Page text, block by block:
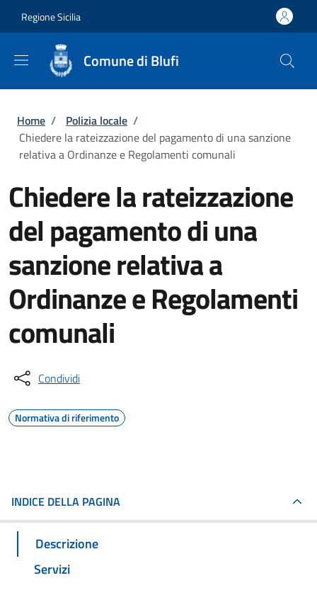
Regione Sicilia
Comune di Blufi
Briciole di pane
Home / Polizia locale /
Chiedere la rateizzazione del pagamento di una sanzione
relativa a Ordinanze e Regolamenti comunali
Chiedere la rateizzazione
del pagamento di una
sanzione relativa a
Ordinanze e Regolamenti
comunali
Condividi
Normativa di riferimento
INDICE DELLA PAGINA
Descrizione
Servizi